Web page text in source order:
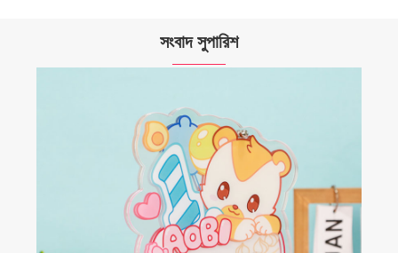
সংবাদ সুপারিশ